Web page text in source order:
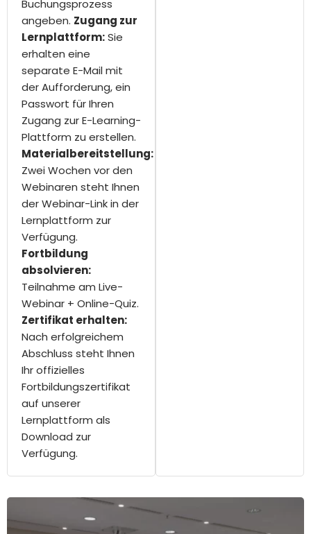
Buchungsprozess
angeben. Zugang zur
Lernplattform:Sie
erhalten eine
separate E-Mail mit
der Aufforderung, ein
Passwort für Ihren
Zugang zur E-Learning-
Plattform zu erstellen.
Materialbereitstellung:
Zwei Wochen vor den
Webinaren steht Ihnen
der Webinar-Link in der
Lernplattform zur
Verfügung.
Fortbildung
absolvieren:
Teilnahme am Live-
Webinar + Online-Quiz.
Zertifikat erhalten:
Nach erfolgreichem
Abschluss steht Ihnen
Ihr offizielles
Fortbildungszertifikat
auf unserer
Lernplattform als
Download zur